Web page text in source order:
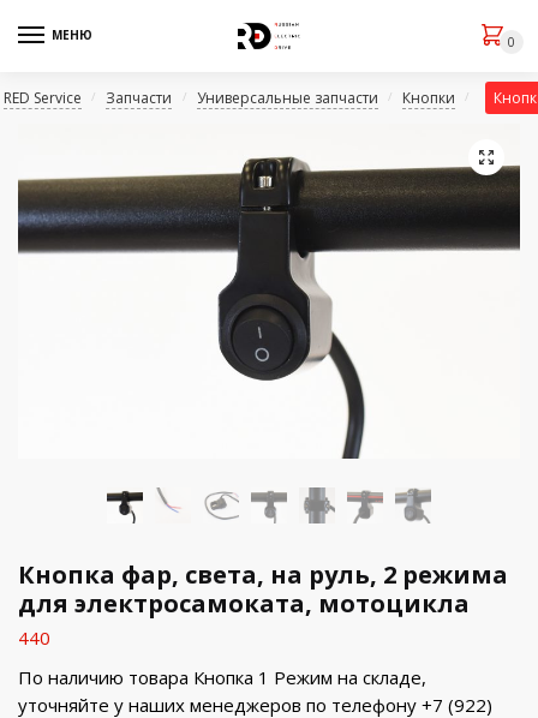
МЕНЮ 0
RED Service / Запчасти / Универсальные запчасти / Кнопки /
🔍
Кнопка фар, света, на руль, 2 режима
для электросамоката, мотоцикла
440
По наличию товара Кнопка 1 Режим на складе,
уточняйте у наших менеджеров по телефону +7 (922)